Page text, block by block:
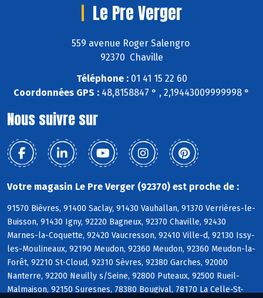
Le Pre Verger
559 avenue Roger Salengro
92370 Chaville
Téléphone :01 41 15 22 60
Coordonnées GPS : 48,8158847 ° , 2,19443009999998 °
Nous suivre sur
Votre magasin Le Pre Verger (92370) est proche de :
91570 Bièvres, 91400 Saclay, 91430 Vauhallan, 91370 Verrières-le-
Buisson, 91430 Igny, 92220 Bagneux, 92370 Chaville, 92430
Marnes-la-Coquette, 92420 Vaucresson, 92410 Ville-d, 92130 Issy-
les-Moulineaux, 92190 Meudon, 92360 Meudon, 92360 Meudon-la-
Forêt, 92210 St-Cloud, 92310 Sèvres, 92380 Garches, 92000
Nanterre, 92200 Neuilly s/Seine, 92800 Puteaux, 92500 Rueil-
Malmaison, 92150 Suresnes, 78380 Bougival, 78170 La Celle-St-